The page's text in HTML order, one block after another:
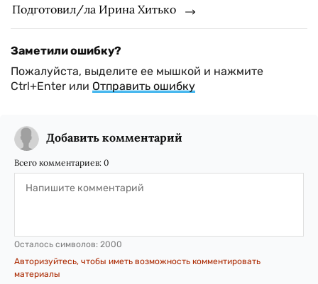
Подготовил/ла Ирина Хитько
Заметили ошибку?
Пожалуйста, выделите ее мышкой и нажмите
Ctrl+Enter или Отправить ошибку
Добавить комментарий
Всего комментариев: 0
Осталось символов: 2000
Авторизуйтесь, чтобы иметь возможность комментировать
материалы